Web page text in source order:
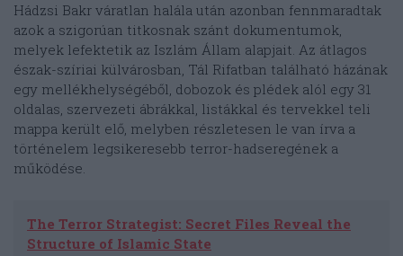
Hádzsi Bakr váratlan halála után azonban fennmaradtak
azok a szigorúan titkosnak szánt dokumentumok,
melyek lefektetik az Iszlám Állam alapjait. Az átlagos
észak-szíriai külvárosban, Tál Rifatban található házának
egy mellékhelységéből, dobozok és plédek alól egy 31
oldalas, szervezeti ábrákkal, listákkal és tervekkel teli
mappa került elő, melyben részletesen le van írva a
történelem legsikeresebb terror-hadseregének a
működése.
The Terror Strategist: Secret Files Reveal the
Structure of Islamic State